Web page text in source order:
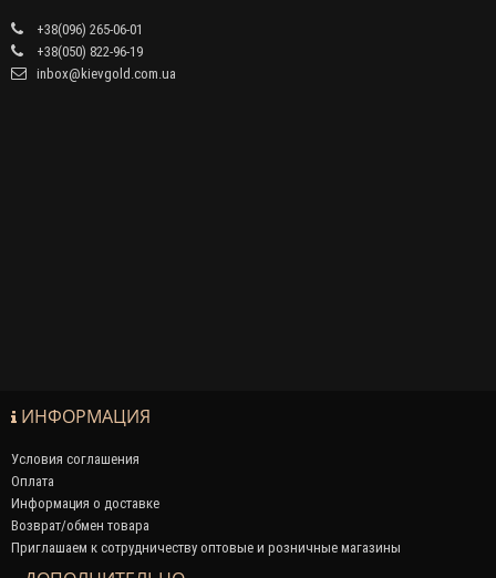
+38(096) 265-06-01
+38(050) 822-96-19
inbox@kievgold.com.ua
ИНФОРМАЦИЯ
Условия соглашения
Оплата
Информация о доставке
Возврат/обмен товара
Приглашаем к сотрудничеству оптовые и розничные магазины